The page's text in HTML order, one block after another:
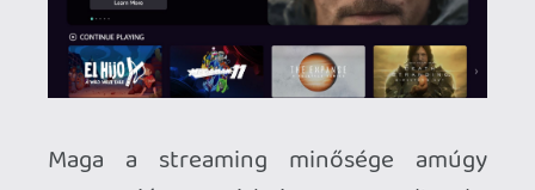
vagyunk.